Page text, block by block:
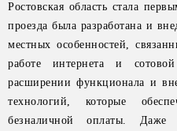
Ростовская область стала
проезда была разработана и
местных особенностей,
работе интернета и
расширении функционала и
технологий, которые
безналичной оплаты. Даже